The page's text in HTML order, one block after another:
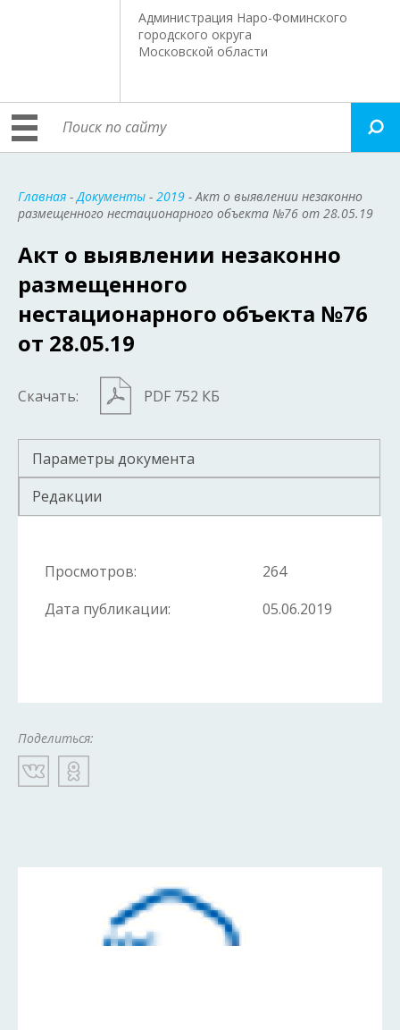
Администрация Наро-Фоминского
городского округа
Московской области
Главная -Документы - 2019 - Акт о выявлении незаконно
размещенного нестационарного объекта №76 от 28.05.19
Акт о выявлении незаконно
размещенного
нестационарного объекта №76
от 28.05.19
Скачать: PDF 752 КБ
Параметры документа
Редакции
Просмотров:
264
Дата публикации:
05.06.2019
Поделиться: